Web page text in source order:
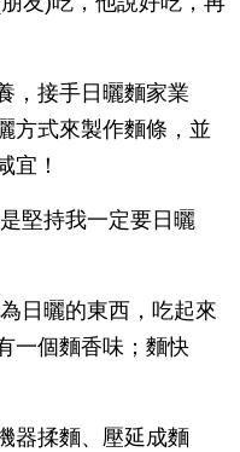
，接手日曬麵家業
方式來製作麵條，並
宜！
堅持我一定要日曬
日曬的東西，吃起來
一個麵香味；麵快
器揉麵、壓延成麵